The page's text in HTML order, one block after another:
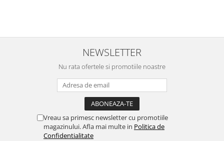
NEWSLETTER
Nu rata ofertele si promotiile noastre
Vreau sa primesc newsletter cu promotiile
magazinului. Afla mai multe in Politica de
Confidentialitate